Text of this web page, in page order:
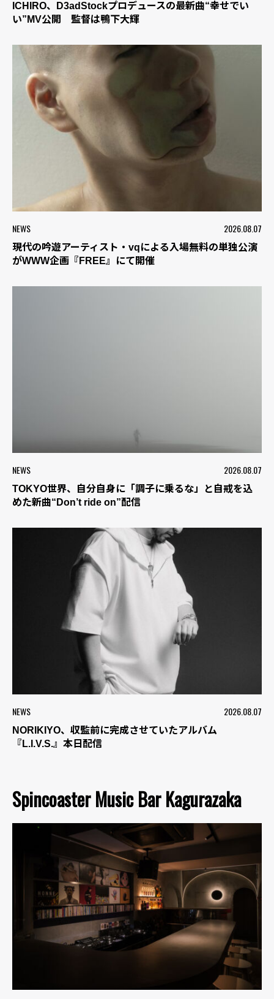
ICHIRO、D3adStockプロデュースの最新曲“幸せでい
い”MV公開 監督は鴨下大輝
NEWS 2026.08.07
現代の吟遊アーティスト・vqによる入場無料の単独公演
がWWW企画『FREE』にて開催
NEWS 2026.08.07
TOKYO世界、自分自身に「調子に乗るな」と自戒を込
めた新曲“Don’t ride on”配信
NEWS 2026.08.07
NORIKIYO、収監前に完成させていたアルバム
『L.I.V.S.』本日配信
Spincoaster Music Bar Kagurazaka